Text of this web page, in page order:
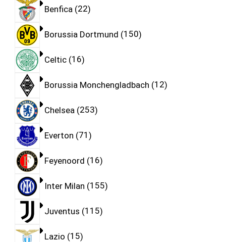
Benfica 22
Borussia Dortmund 150
Celtic 16
Borussia Monchengladbach 12
Chelsea 253
Everton 71
Feyenoord 16
Inter Milan 155
Juventus 115
Lazio 15